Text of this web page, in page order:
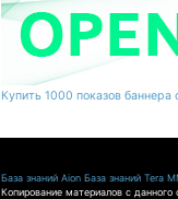
Купить 1000 показов баннера
База знаний Aion База знаний Tera
Копирование материалов с данного